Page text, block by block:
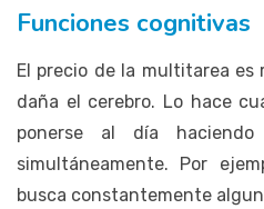
Funciones cognitivas
El precio de la multitarea
daña el cerebro. Lo hace
ponerse al día
simultáneamente. Por
busca constantemente